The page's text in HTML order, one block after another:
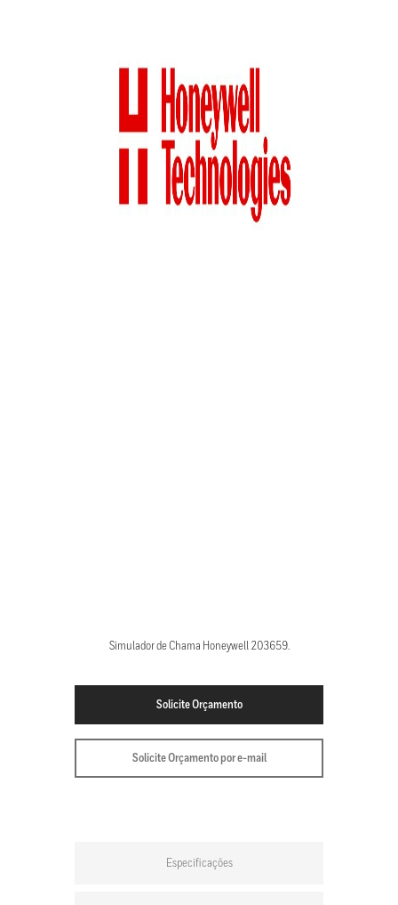
Simulador de Chama Honeywell 203659.
Solicite Orçamento
Solicite Orçamento por e-mail
Especificações